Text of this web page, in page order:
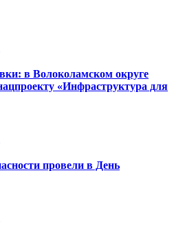
в Волоколамском округе
«Инфраструктура для
провели в День